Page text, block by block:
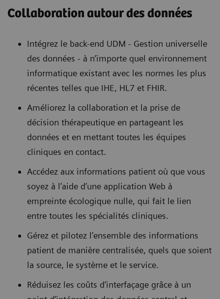
Collaboration autour des données
Intégrez le back-end UDM - Gestion universelle
des données - à n’importe quel environnement
informatique existant avec les normes les plus
récentes telles que IHE, HL7 et FHIR.
Améliorez la collaboration et la prise de
décision thérapeutique en partageant les
données et en mettant toutes les équipes
cliniques en contact.
Accédez aux informations patient où que vous
soyez à l’aide d’une application Web à
empreinte écologique nulle, qui fait le lien
entre toutes les spécialités cliniques.
Gérez et pilotez l’ensemble des informations
patient de manière centralisée, quels que soient
la source, le système et le service.
Réduisez les coûts d’interfaçage grâce à un